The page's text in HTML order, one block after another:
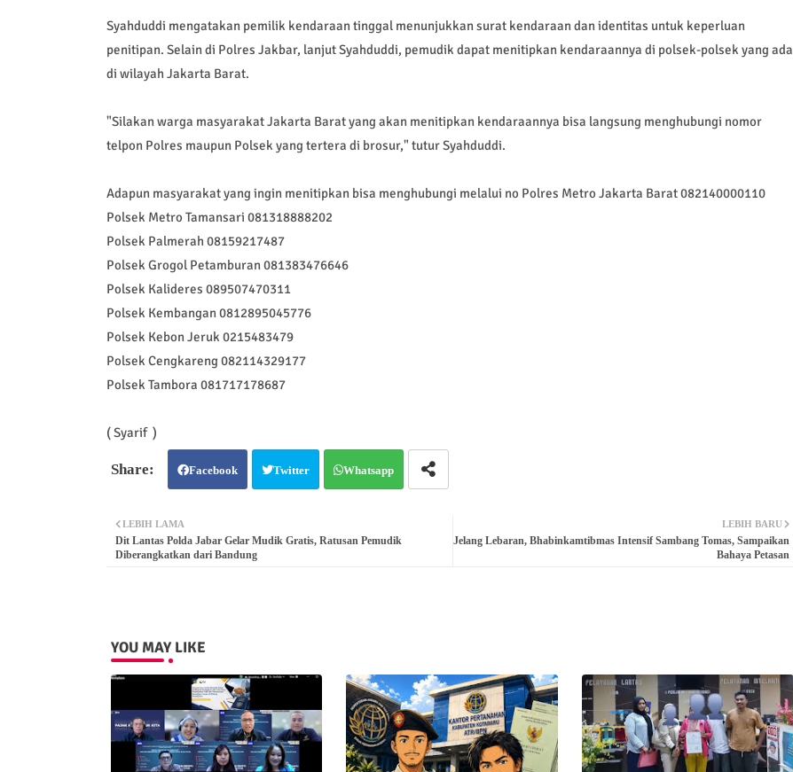
Syahduddi mengatakan pemilik kendaraan tinggal menunjukkan surat kendaraan dan identitas untuk keperluan
penitipan. Selain di Polres Jakbar, lanjut Syahduddi, pemudik dapat menitipkan kendaraannya di polsek-polsek yang ada
di wilayah Jakarta Barat.
"Silakan warga masyarakat Jakarta Barat yang akan menitipkan kendaraannya bisa langsung menghubungi nomor
telpon Polres maupun Polsek yang tertera di brosur," tutur Syahduddi.
Adapun masyarakat yang ingin menitipkan bisa menghubungi melalui no Polres Metro Jakarta Barat 082140000110
Polsek Metro Tamansari 081318888202
Polsek Palmerah 08159217487
Polsek Grogol Petamburan 081383476646
Polsek Kalideres 089507470311
Polsek Kembangan 0812895045776
Polsek Kebon Jeruk 0215483479
Polsek Cengkareng 082114329177
Polsek Tambora 081717178687
( Syarif )
Facebook Twitter Whatsapp
LEBIH BARU
Jelang Lebaran, Bhabinkamtibmas Intensif Sambang Tomas, Sampaikan
Bahaya Petasan
LEBIH LAMA
Dit Lantas Polda Jabar Gelar Mudik Gratis, Ratusan Pemudik
Diberangkatkan dari Bandung
YOU MAY LIKE